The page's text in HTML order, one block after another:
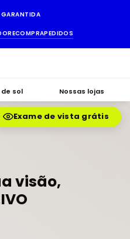
RECOMPRAPEDIDOS
sol Nossas lojas
Exame de vista grátis
visão,